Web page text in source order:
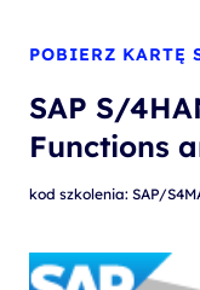
POBIERZ KARTĘ
SAP S/
Functions
kod szkolenia: SAP/